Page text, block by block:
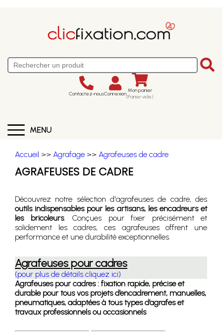
Contactez-nousConnexion Mon panier
(Panier vide)
MENU
Accueil >> Agrafage >> Agrafeuses de cadre
AGRAFEUSES DE CADRE
Découvrez notre sélection d'agrafeuses de cadre, des
outils indispensables pour les artisans, les encadreurs et
les bricoleurs. Conçues pour fixer précisément et
solidement les cadres, ces agrafeuses offrent une
performance et une durabilité exceptionnelles.
Agrafeuses pour cadres
(pour plus de détails cliquez ici)
Agrafeuses pour cadres : fixation rapide, précise et
durable pour tous vos projets d’encadrement, manuelles,
pneumatiques, adaptées à tous types d’agrafes et
travaux professionnels ou occasionnels